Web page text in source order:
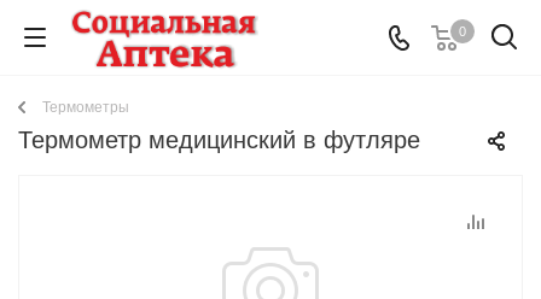
0
Термометры
Термометр медицинский в футляре